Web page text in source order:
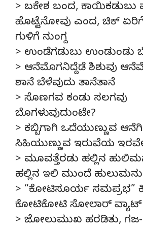
> ಬಕೇಶ ಬಂದ, ಕಾಯಿಕಡುಬು
ಹೊಟ್ಟೆನೋವು ಎಂದ, ಚಿಕ್
ಗುಳಿಗೆ ನುಂಗ್ದ
> ಉಂಡೆಗಡುಬು ಉಂಡುಂಡು
> ಆನೆಮೊಗನಿದ್ದೆಡೆ ಶಿಶುವು
ಶಾನೆ ಬೆಳೆವುದು ತಾನೆತಾನೆ
> ಸೊಣಗವ ಕಂಡು ಸಲಗವು
ಬೊಗಳುವುದುಂಟೇ?
> ಕಬ್ಬಿಗಾಗಿ ಒದೆಯುಣ್ಣುವ
ಸಿಹಿಯುಣ್ಣುವ ಇರುವೆಯ
> ಮೂವತ್ತೆರಡು ಹಲ್ಲಿನ
ಹಲ್ಲಿನ ಇಲಿ ಮುಂದೆ
> “ಕೋಟಿಸೂರ್ಯ ಸಮಪ್ರಭ”
ಕೋಟಿಕೋಟಿ ಸೋಲಾರ್ ವ್ಯಾಟ್
> ಜೋಲುಮುಖ ಹರಡಿತು,